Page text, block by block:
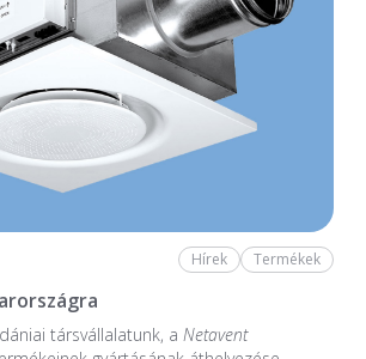
Hírek Termékek
társvállalatunk, a Netavent